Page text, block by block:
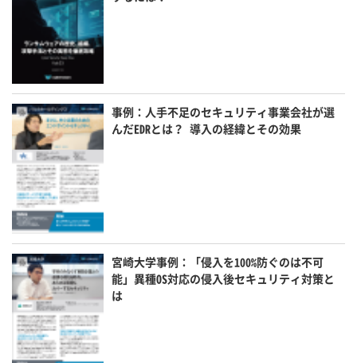
事例：人手不足のセキュリティ事業会社が選
んだEDRとは？ 導入の経緯とその効果
宮崎大学事例：「侵入を100%防ぐのは不可
能」異種OS対応の侵入後セキュリティ対策と
は